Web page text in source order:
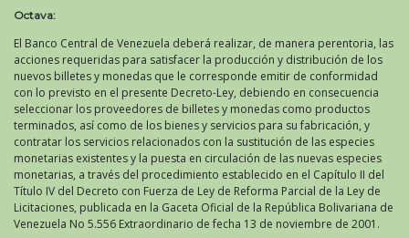
Octava:
El Banco Central de Venezuela deberá realizar, de manera perentoria, las
acciones requeridas para satisfacer la producción y distribución de los
nuevos billetes y monedas que le corresponde emitir de conformidad
con lo previsto en el presente Decreto-Ley, debiendo en consecuencia
seleccionar los proveedores de billetes y monedas como productos
terminados, así como de los bienes y servicios para su fabricación, y
contratar los servicios relacionados con la sustitución de las especies
monetarias existentes y la puesta en circulación de las nuevas especies
monetarias, a través del procedimiento establecido en el Capítulo II del
Título IV del Decreto con Fuerza de Ley de Reforma Parcial de la Ley de
Licitaciones, publicada en la Gaceta Oficial de la República Bolivariana de
Venezuela No 5.556 Extraordinario de fecha 13 de noviembre de 2001.